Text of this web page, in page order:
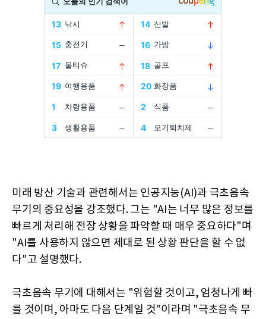
미래 방산 기술과 관련해서는 인공지능(AI)과 극초음속
무기의 중요성을 강조했다. 그는 "AI는 너무 많은 정보를
빠르게 처리해 전장 상황을 파악할 때 매우 중요하다"며
"AI를 사용하지 않으면 제대로 된 상황 판단을 할 수 없
다"고 설명했다.
극초음속 무기에 대해서는 "위험할 것이고, 엄청나게 빠
를 것이며, 아마도 다음 단계일 것"이라며 "극초음속 무